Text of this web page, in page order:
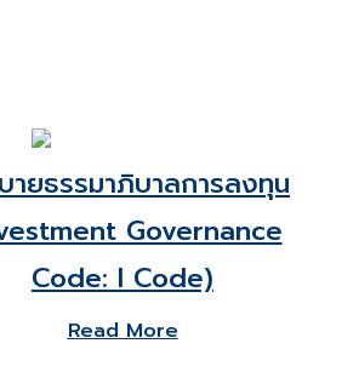
ายธรรมาภิบาลการลงทุน
Governance
Code: I Code)
Read More